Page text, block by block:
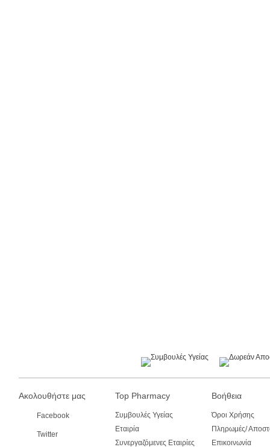
Ακολουθήστε μας
Facebook
Twitter
Top Pharmacy
Συμβουλές Υγείας
Εταιρία
Συνεργαζόμενες Εταιρίες
Βοήθεια
Όροι Χρήσης
Πληρωμές/
Επικοινωνία